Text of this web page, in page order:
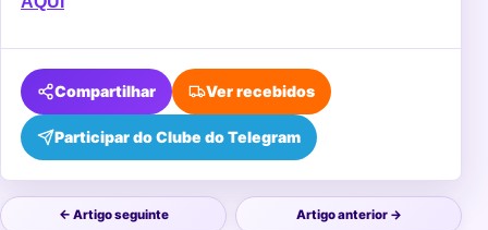
Compartilhar
Participar do Clube do Telegram
Ver recebidos
← Artigo seguinte Artigo anterior →